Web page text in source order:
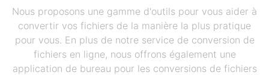
Nous proposons une gamme d'outils pour vous aider à
convertir vos fichiers de la manière la plus pratique
pour vous. En plus de notre service de conversion de
fichiers en ligne, nous offrons également une
application de bureau pour les conversions de fichiers